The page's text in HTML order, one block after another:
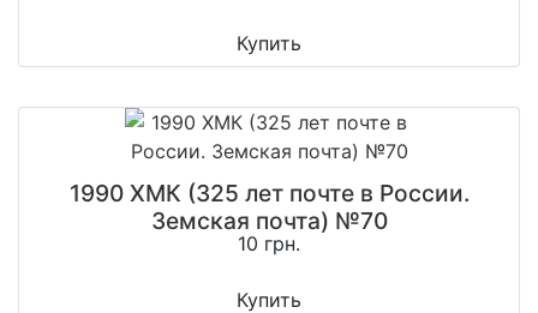
Купить
1990 ХМК (325 лет почте в России.
Земская почта) №70
10 грн.
Купить